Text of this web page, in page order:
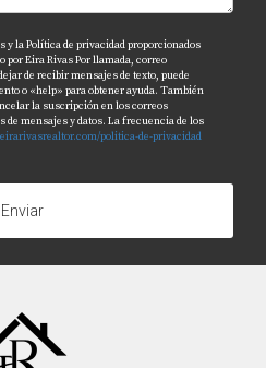
y la Política de privacidad proporcionados
por Eira Rivas Por llamada, correo
de recibir mensajes de texto, puede
o «help» para obtener ayuda. También
la suscripción en los correos
mensajes y datos. La frecuencia de los
politica-de-privacidad
Enviar